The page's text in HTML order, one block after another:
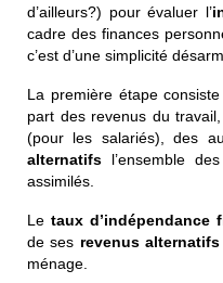
d’ailleurs?) pour évaluer l’
cadre des finances
c’est d’une simplicité
La première étape
part des revenus du
(pour les salariés), des
alternatifs l’ensemble
assimilés.
Le taux d’indépendance
de ses revenus alternatifs
ménage.